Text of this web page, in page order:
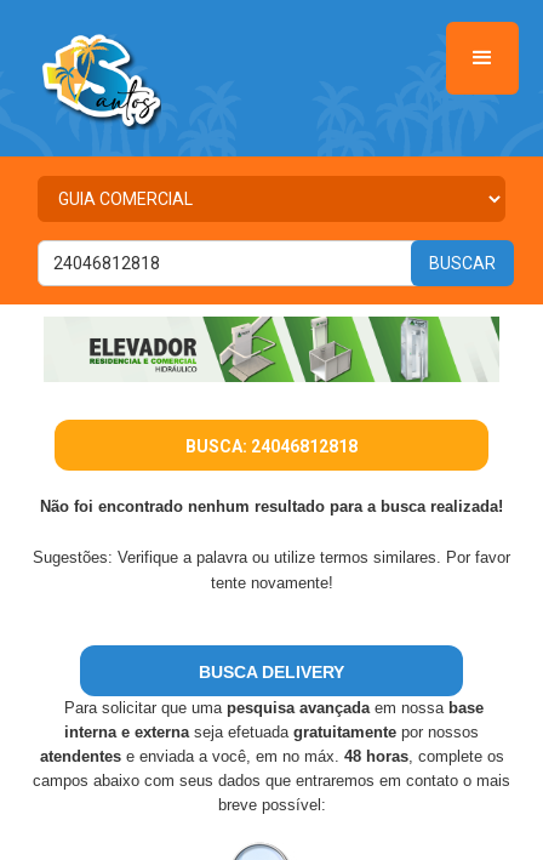
BUSCA: 24046812818
Não foi encontrado nenhum resultado para a busca realizada!
Sugestões: Verifique a palavra ou utilize termos similares. Por favor
tente novamente!
BUSCA DELIVERY
Para solicitar que uma pesquisa avançadaem nossabase
interna e externaseja efetuada gratuitamente por nossos
atendentese enviada a você, em no máx. 48 horas, complete os
campos abaixo com seus dados que entraremos em contato o mais
breve possível: